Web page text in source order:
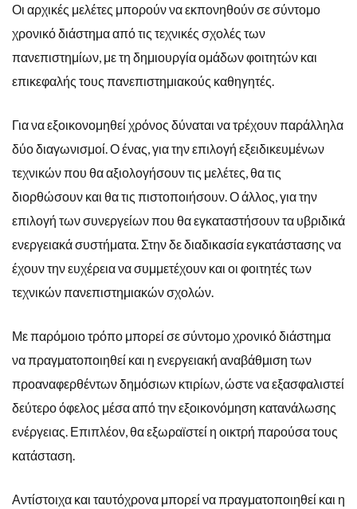
Οι αρχικές μελέτες μπορούν να εκπονηθούν σε σύντομο
χρονικό διάστημα από τις τεχνικές σχολές των
πανεπιστημίων, με τη δημιουργία ομάδων φοιτητών και
επικεφαλής τους πανεπιστημιακούς καθηγητές.
Για να εξοικονομηθεί χρόνος δύναται να τρέχουν παράλληλα
δύο διαγωνισμοί. Ο ένας, για την επιλογή εξειδικευμένων
τεχνικών που θα αξιολογήσουν τις μελέτες, θα τις
διορθώσουν και θα τις πιστοποιήσουν. Ο άλλος, για την
επιλογή των συνεργείων που θα εγκαταστήσουν τα υβριδικά
ενεργειακά συστήματα. Στην δε διαδικασία εγκατάστασης να
έχουν την ευχέρεια να συμμετέχουν και οι φοιτητές των
τεχνικών πανεπιστημιακών σχολών.
Με παρόμοιο τρόπο μπορεί σε σύντομο χρονικό διάστημα
να πραγματοποιηθεί και η ενεργειακή αναβάθμιση των
προαναφερθέντων δημόσιων κτιρίων, ώστε να εξασφαλιστεί
δεύτερο όφελος μέσα από την εξοικονόμηση κατανάλωσης
ενέργειας. Επιπλέον, θα εξωραϊστεί η οικτρή παρούσα τους
κατάσταση.
Αντίστοιχα και ταυτόχρονα μπορεί να πραγματοποιηθεί και η